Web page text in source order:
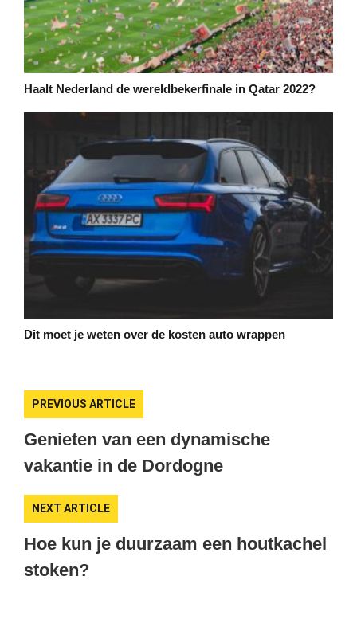
Haalt Nederland de wereldbekerfinale in Qatar 2022?
Dit moet je weten over de kosten auto wrappen
PREVIOUS ARTICLE
Genieten van een dynamische
vakantie in de Dordogne
NEXT ARTICLE
Hoe kun je duurzaam een houtkachel
stoken?